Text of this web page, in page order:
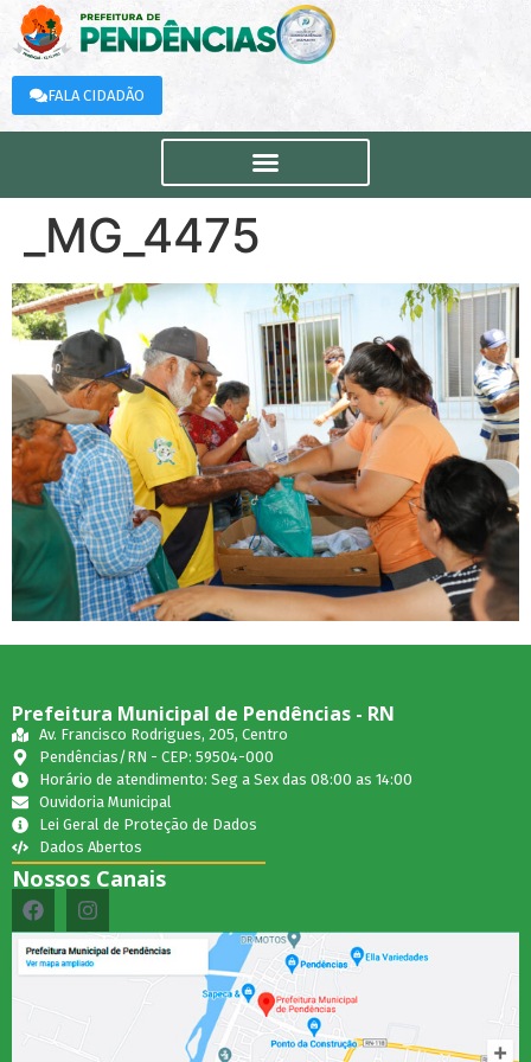
FALA CIDADÃO
_MG_4475
Prefeitura Municipal de Pendências - RN
Av. Francisco Rodrigues, 205, Centro
Pendências/RN - CEP: 59504-000
Horário de atendimento: Seg a Sex das 08:00 as 14:00
Ouvidoria Municipal
Lei Geral de Proteção de Dados
Dados Abertos
Nossos Canais